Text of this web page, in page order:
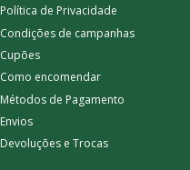
Política de Privacidade
Condições de campanhas
Cupões
Como encomendar
Métodos de Pagamento
Envios
Devoluções e Trocas